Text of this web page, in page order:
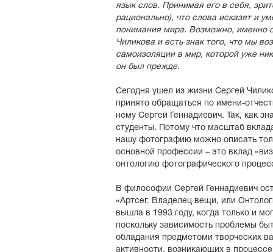
язык слов. Принимая его в себя,
рационально), что слова исказят и
понимания мира. Возможно, именно
Чиликова и есть знак того, что мы
самоизоляции в мир, которой уже
он был прежде.
Сегодня ушел из жизни Сергей
принято обращаться по имени-
нему Сергей Геннадиевич. Так, как
студенты. Потому что масштаб
нашу фотографию можно описать
основной профессии – это вклад
онтологию фотографического
В философии Сергей Геннадиевич
«Артсег. Владелец вещи, или
вышла в 1993 году, когда только и
поскольку зависимость проблемы
обладания предметоми творческих
активности, возникающих в